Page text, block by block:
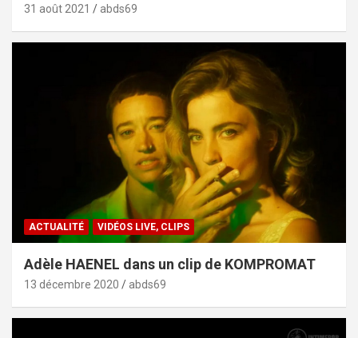
31 août 2021 abds69
ACTUALITÉ VIDÉOS LIVE, CLIPS
Adèle HAENEL dans un clip de KOMPROMAT
13 décembre 2020 abds69